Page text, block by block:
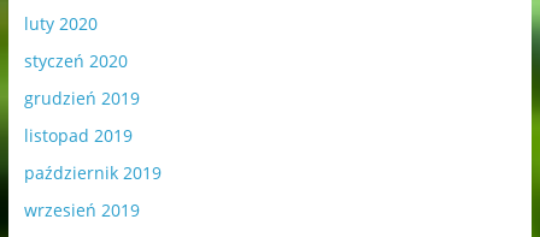
luty 2020
styczeń 2020
grudzień 2019
listopad 2019
październik 2019
wrzesień 2019